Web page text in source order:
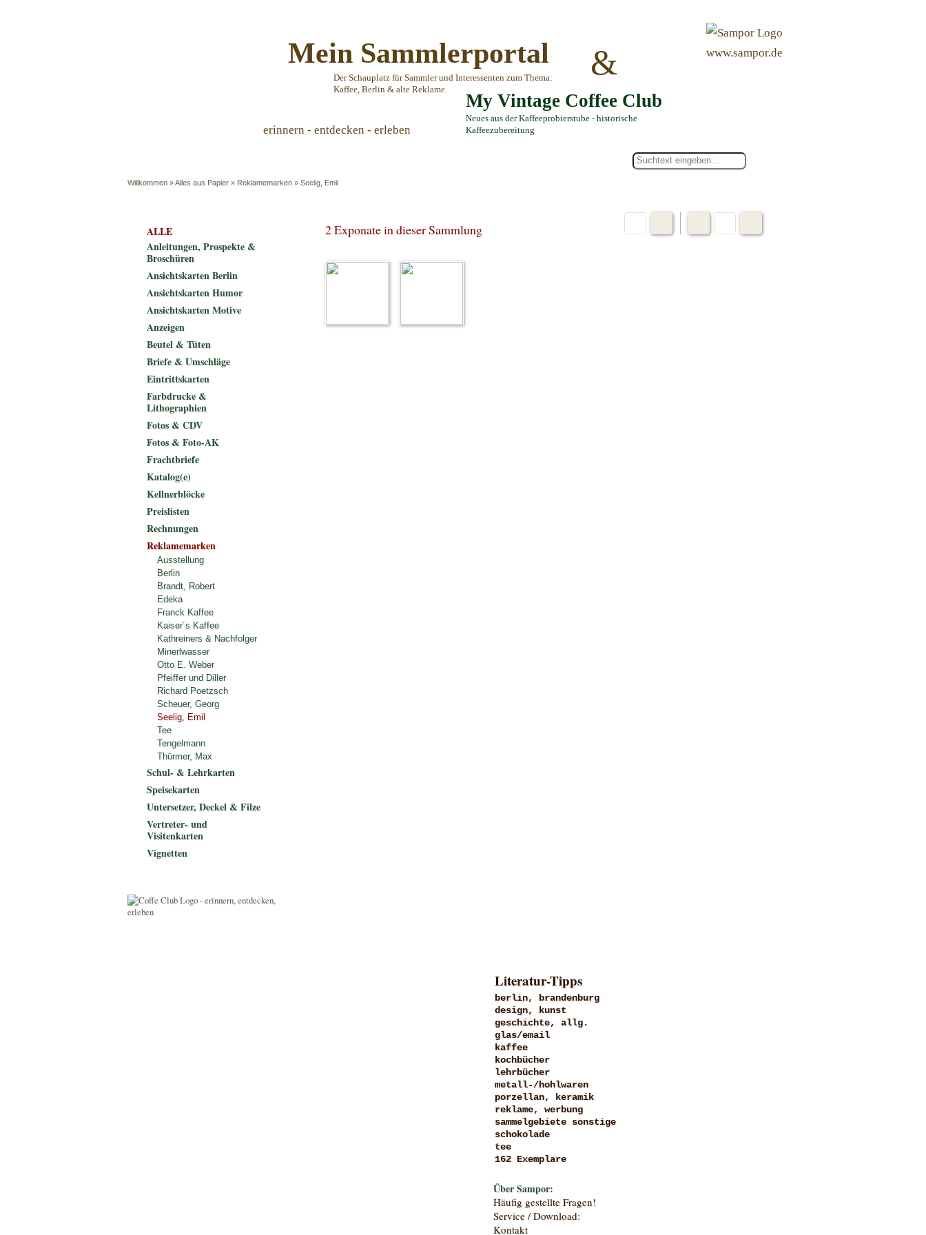
Mein Sammlerportal
Der Schauplatz für Sammler und Interessenten zum Thema:
Kaffee, Berlin & alte Reklame.
&
My Vintage Coffee Club
Neues aus der Kaffeeprobierstube - historische
Kaffeezubereitung
www.sampor.de
erinnern - entdecken - erleben
Willkommen »Alles aus Papier » Reklamemarken » Seelig, Emil
2 Exponate in dieser Sammlung
ALLE
Anleitungen, Prospekte &
Broschüren
Ansichtskarten Berlin
Ansichtskarten Humor
Ansichtskarten Motive
Anzeigen
Beutel & Tüten
Briefe & Umschläge
Eintrittskarten
Farbdrucke &
Lithographien
Fotos & CDV
Fotos & Foto-AK
Frachtbriefe
Katalog(e)
Kellnerblöcke
Preislisten
Rechnungen
Reklamemarken
Ausstellung
Berlin
Brandt, Robert
Edeka
Franck Kaffee
Kaiser´s Kaffee
Kathreiners & Nachfolger
Minerlwasser
Otto E. Weber
Pfeiffer und Diller
Richard Poetzsch
Scheuer, Georg
Seelig, Emil
Tee
Tengelmann
Thürmer, Max
Schul- & Lehrkarten
Speisekarten
Untersetzer, Deckel & Filze
Vertreter- und
Visitenkarten
Vignetten
Literatur-Tipps
berlin, brandenburg
design, kunst
geschichte, allg.
glas/email
kaffee
kochbücher
lehrbücher
metall-/hohlwaren
porzellan, keramik
reklame, werbung
sammelgebiete sonstige
schokolade
tee
162 Exemplare
Über Sampor:
Häufig gestellte Fragen!
Service / Download:
Kontakt